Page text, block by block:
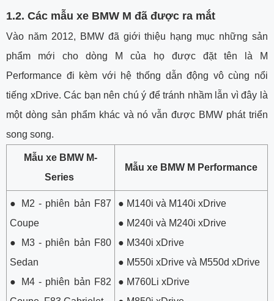
1.2. Các mẫu xe BMW M đã được ra mắt
Vào năm 2012, BMW đã giới thiệu hạng mục những sản
phẩm mới cho dòng M của họ được đặt tên là M
Performance đi kèm với hệ thống dẫn động vô cùng nổi
tiếng xDrive. Các bạn nên chú ý để tránh nhầm lẫn vì đây là
một dòng sản phẩm khác và nó vẫn được BMW phát triển
song song.
Mẫu xe BMW M-
Series
Mẫu xe BMW M Performance
●
M2 - phiên bản F87
Coupe
●
M3 - phiên bản F80
Sedan
●
M4 - phiên bản F82
● M140i và M140i xDrive
● M240i và M240i xDrive
● M340i xDrive
● M550i xDrive và M550d xDrive
● M760Li xDrive